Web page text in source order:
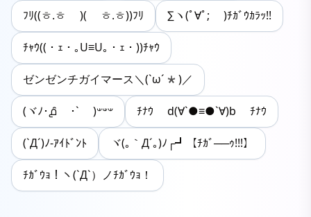
ﾌﾘ((ㅎ.ㅎ )( ㅎ.ㅎ))ﾌﾘ ∑ヽ(ﾟ∀ﾟ; )ﾁｶﾞｳｶﾗｯ!!
ﾁｬｳ((・ｪ・｡U≡U｡・ｪ・))ﾁｬｳ
ゼンゼンチガイマース＼(`ω´*)／
(ヾﾉ･൧̑ ･` )𐤔𐤔𐤔 ﾁﾅｳ d(∀`●≡●`∀)b ﾁﾅｳ
(`Д´)ﾉ-ｱｲﾄﾞﾝﾄ ヾ(｡｀Д´｡)ﾉ┌┛【ﾁｶﾞ──ｩ!!!】
ﾁｶﾞｳｮ！ヽ(`Д`）ノﾁｶﾞｳｮ！